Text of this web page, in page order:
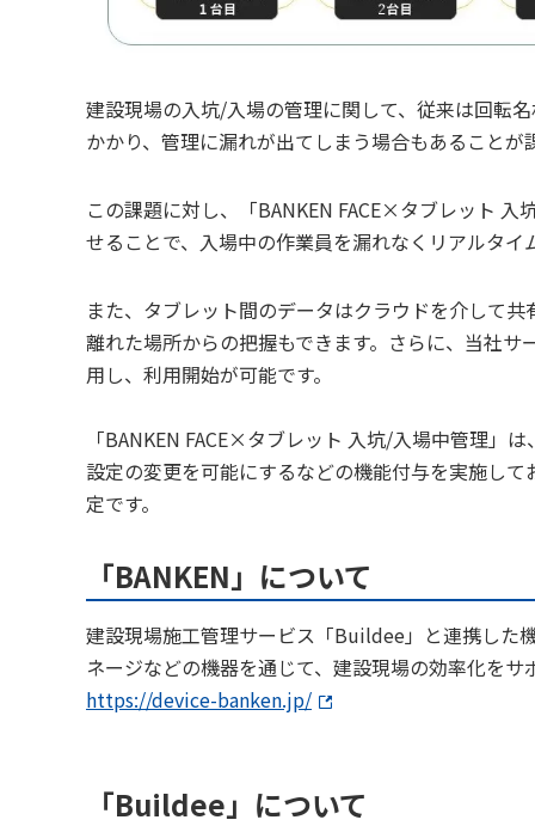
建設現場の入坑/入場の管理に関して、従来は回転
かかり、管理に漏れが出てしまう場合もあることが
この課題に対し、「BANKEN FACE×タブレット
せることで、入場中の作業員を漏れなくリアルタ
また、タブレット間のデータはクラウドを介して
離れた場所からの把握もできます。さらに、当社
用し、利用開始が可能です。
「BANKEN FACE×タブレット 入坑/入場中管理」
設定の変更を可能にするなどの機能付与を実施し
定です。
「BANKEN」について
建設現場施工管理サービス「Buildee」と連携した
ネージなどの機器を通じて、建設現場の効率化をサ
https://device-banken.jp/
「Buildee」について